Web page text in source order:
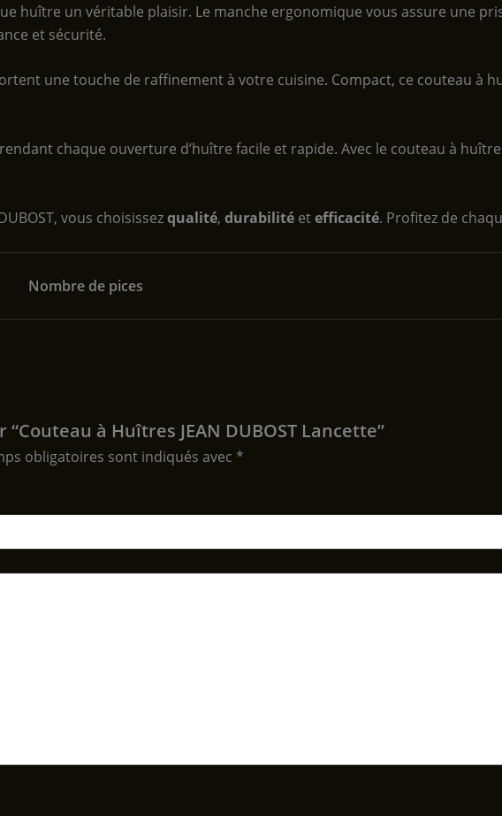
huître un véritable plaisir. Le manche ergonomique vous assure une
et sécurité.
une touche de raffinement à votre cuisine. Compact, ce couteau à
chaque ouverture d’huître facile et rapide. Avec le couteau à huître
vous choisissezqualité, durabilité etefficacité. Profitez de
Nombre de pices
à Huîtres JEAN DUBOST Lancette”
obligatoires sont indiqués avec *